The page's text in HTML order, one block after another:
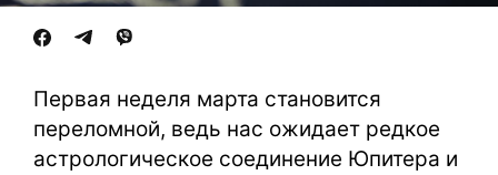
Первая неделя марта становится
переломной, ведь нас ожидает редкое
астрологическое соединение Юпитера и